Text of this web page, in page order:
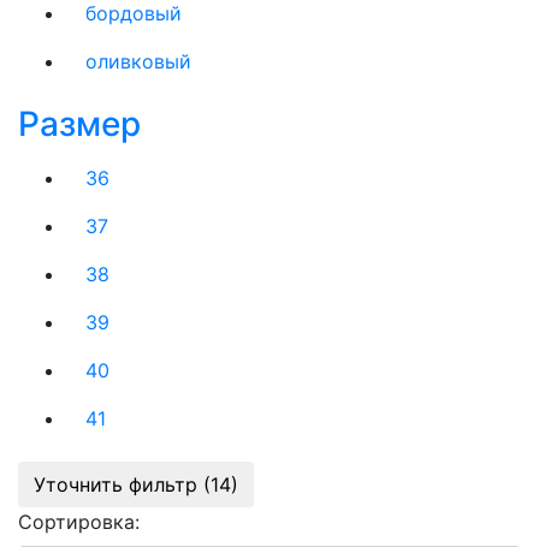
бордовый
оливковый
Размер
36
37
38
39
40
41
Уточнить фильтр (14)
Сортировка: